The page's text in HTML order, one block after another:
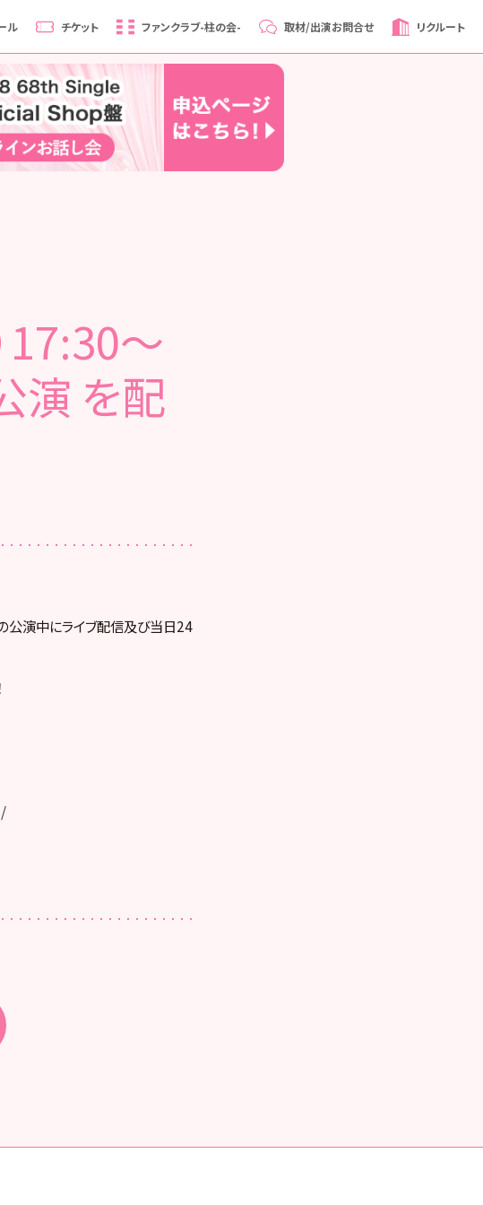
ル チケット ファンクラブ-柱の会- 取材/出演お問合せ リクルート
17:30～
演 を配
公演中にライブ配信及び当日24